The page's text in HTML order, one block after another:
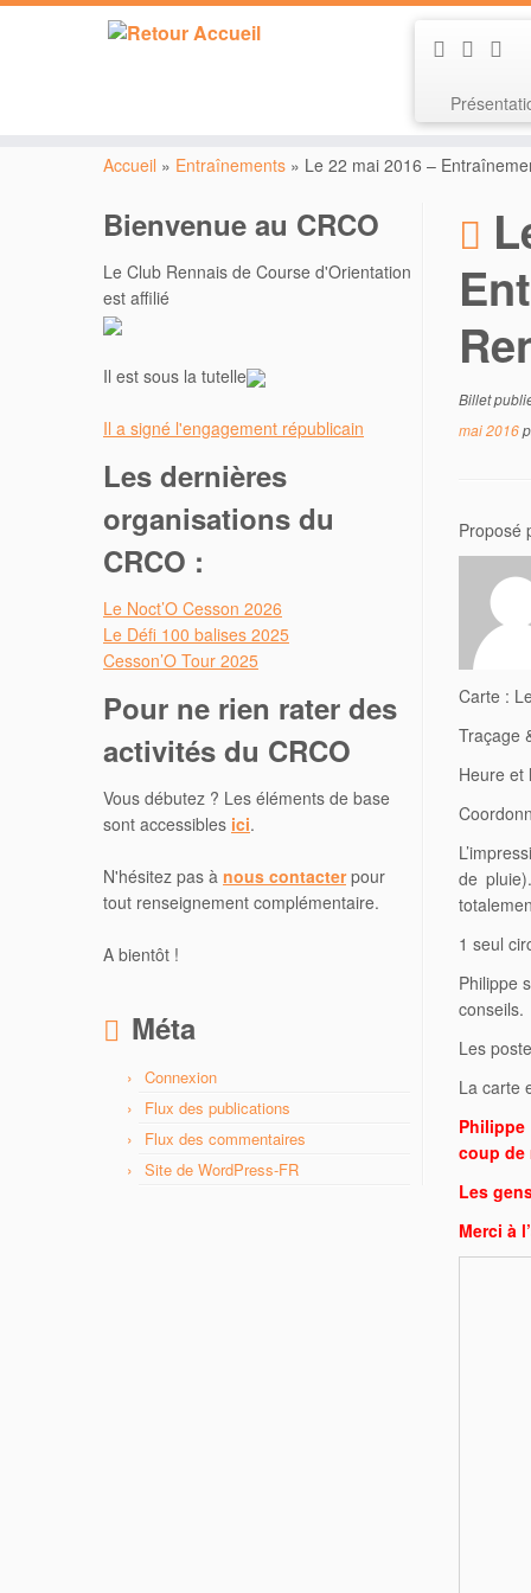
Accueil » Entraînements » Le 22 mai 2016 –
Bienvenue au CRCO
Le Club Rennais de Course d'Orientation
est affilié
Il est sous la tutelle
Il a signé l'engagement républicain
Les dernières
organisations du
CRCO :
Le Noct’O Cesson 2026
Le Défi 100 balises 2025
Cesson’O Tour 2025
Pour ne rien rater des
activités du CRCO
Vous débutez ? Les éléments de base
sont accessibles ici.
N'hésitez pas à nous contacterpour
tout renseignement complémentaire.
A bientôt !
Méta
Connexion
Flux des publications
Flux des commentaires
Site de WordPress-FR
Billet
mai 2016
Proposé
Carte :
Traçage
Heure et
de
1 seul
Philippe
conseils.
Les
La carte
coup de
Les
Merci à